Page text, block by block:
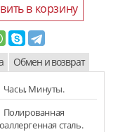
в корзину
Обмен и возврат
Часы, Минуты.
Полированная
сталь.